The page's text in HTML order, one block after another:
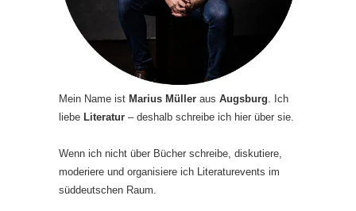
Mein Name ist Marius Müller aus Augsburg. Ich
liebe Literatur – deshalb schreibe ich hier über sie.
Wenn ich nicht über Bücher schreibe, diskutiere,
moderiere und organisiere ich Literaturevents im
süddeutschen Raum.